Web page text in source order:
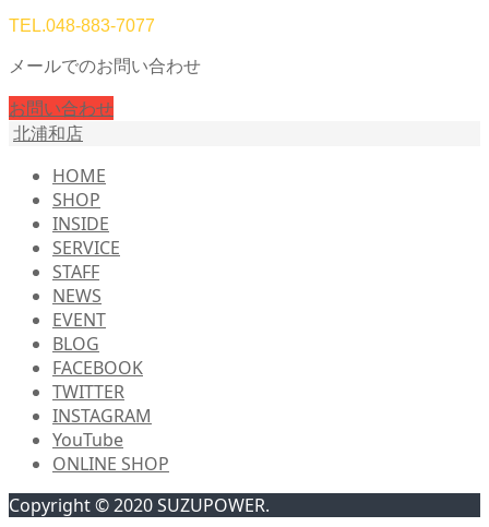
TEL.048-883-7077
メールでのお問い合わせ
お問い合わせ
北浦和店
HOME
SHOP
INSIDE
SERVICE
STAFF
NEWS
EVENT
BLOG
FACEBOOK
TWITTER
INSTAGRAM
YouTube
ONLINE SHOP
Copyright © 2020 SUZUPOWER.